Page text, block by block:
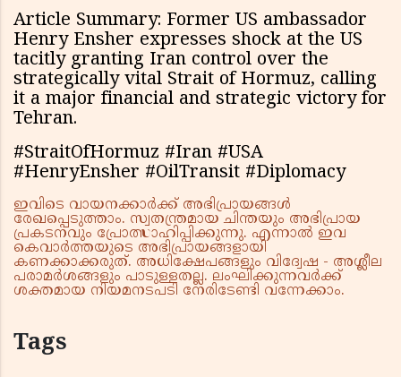
Article Summary: Former US ambassador
Henry Ensher expresses shock at the US
tacitly granting Iran control over the
strategically vital Strait of Hormuz, calling
it a major financial and strategic victory for
Tehran.
#StraitOfHormuz #Iran #USA
#HenryEnsher #OilTransit #Diplomacy
ഇവിടെ വായനക്കാർക്ക് അഭിപ്രായങ്ങൾ
രേഖപ്പെടുത്താം. സ്വതന്ത്രമായ ചിന്തയും അഭിപ്രായ
പ്രകടനവും പ്രോത്സാഹിപ്പിക്കുന്നു. എന്നാൽ ഇവ
കെവാർത്തയുടെ അഭിപ്രായങ്ങളായി
കണക്കാക്കരുത്. അധിക്ഷേപങ്ങളും വിദ്വേഷ - അശ്ലീല
പരാമർശങ്ങളും പാടുള്ളതല്ല. ലംഘിക്കുന്നവർക്ക്
ശക്തമായ നിയമനടപടി നേരിടേണ്ടി വന്നേക്കാം.
Tags